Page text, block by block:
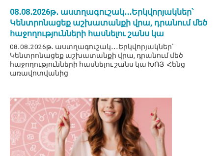
08․08․2026թ․ աստղագուշակ․․․Երկվորյակներ՝
Կենտրոնացեք աշխատանքի վրա, դրանում մեծ
հաջողությունների հասնելու շանս կա
08․08․2026թ․ աստղագուշակ․․․Երկվորյակներ՝
Կենտրոնացեք աշխատանքի վրա, դրանում մեծ
հաջողությունների հասնելու շանս կա ԽՈՅ Հենց
առավոտվանից